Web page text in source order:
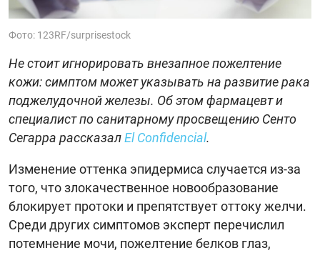
Фото: 123RF/surprisestock
Не стоит игнорировать внезапное пожелтение
кожи: симптом может указывать на развитие рака
поджелудочной железы. Об этом фармацевт и
специалист по санитарному просвещению Сенто
Сегарра рассказалEl Confidencial.
Изменение оттенка эпидермиса случается из-за
того, что злокачественное новообразование
блокирует протоки и препятствует оттоку желчи.
Среди других симптомов эксперт перечислил
потемнение мочи, пожелтение белков глаз,